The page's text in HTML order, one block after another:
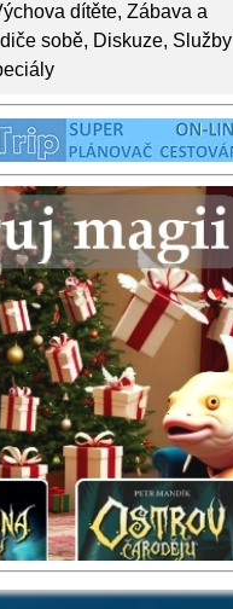
dítěte, Zábava a
sobě, Diskuze, Služby